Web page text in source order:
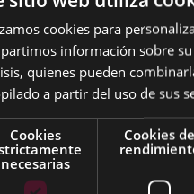
queso, pinchos
ecológica, ajos, aceite,
cookies para
información sobre
quienes pueden
a partir del uso de sus
Cookies
necesarias
Cookies de